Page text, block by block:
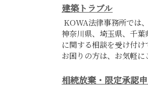
建築トラブル
KOWA法律事務所では、
神奈川県、埼玉県、千葉
に関する相談を受け付
お困りの方は、お気軽に
相続放棄・限定承認